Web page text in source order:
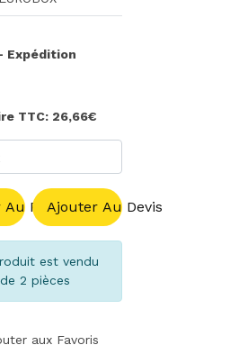
Expédition
TTC: 26,66€
Au PanierAjouter Au Devis
est vendu
2 pièces
aux Favoris